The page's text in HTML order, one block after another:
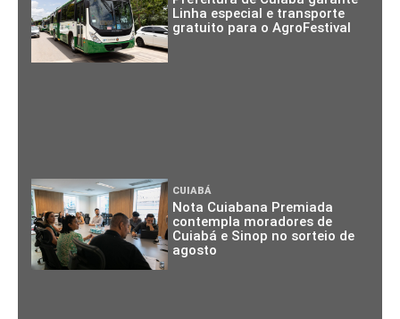
Linha especial e transporte
gratuito para o AgroFestival
CUIABÁ
Nota Cuiabana Premiada
contempla moradores de
Cuiabá e Sinop no sorteio de
agosto